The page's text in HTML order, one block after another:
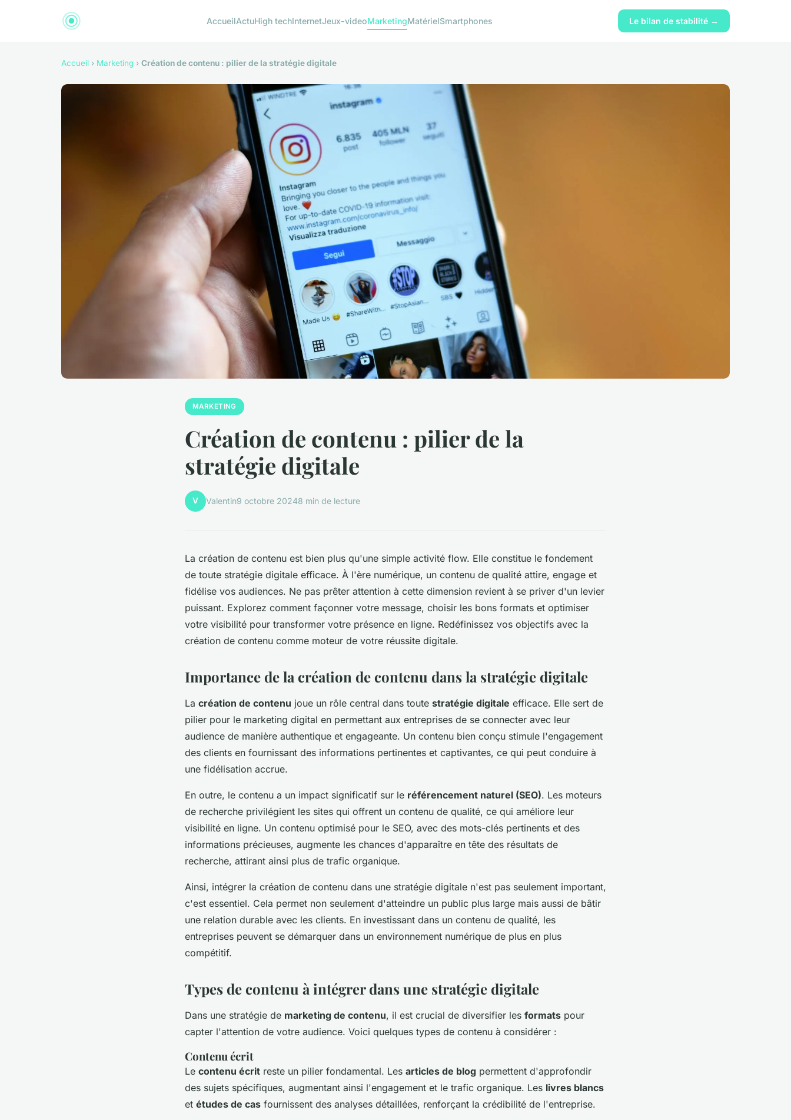
AccueilActuHigh techInternetJeux-videoMarketingMatérielSmartphones Le bilan de stabilité →
Accueil › Marketing › Création de contenu : pilier de la stratégie digitale
MARKETING
Création de contenu : pilier de la
stratégie digitale
V Valentin9 octobre 20248 min de lecture
La création de contenu est bien plus qu'une simple activité flow. Elle constitue le fondement
de toute stratégie digitale efficace. À l'ère numérique, un contenu de qualité attire, engage et
fidélise vos audiences. Ne pas prêter attention à cette dimension revient à se priver d'un levier
puissant. Explorez comment façonner votre message, choisir les bons formats et optimiser
votre visibilité pour transformer votre présence en ligne. Redéfinissez vos objectifs avec la
création de contenu comme moteur de votre réussite digitale.
Importance de la création de contenu dans la stratégie digitale
La création de contenu joue un rôle central dans toute stratégie digitale efficace. Elle sert de
pilier pour le marketing digital en permettant aux entreprises de se connecter avec leur
audience de manière authentique et engageante. Un contenu bien conçu stimule l'engagement
des clients en fournissant des informations pertinentes et captivantes, ce qui peut conduire à
une fidélisation accrue.
En outre, le contenu a un impact significatif sur le référencement naturel (SEO). Les moteurs
de recherche privilégient les sites qui offrent un contenu de qualité, ce qui améliore leur
visibilité en ligne. Un contenu optimisé pour le SEO, avec des mots-clés pertinents et des
informations précieuses, augmente les chances d'apparaître en tête des résultats de
recherche, attirant ainsi plus de trafic organique.
Ainsi, intégrer la création de contenu dans une stratégie digitale n'est pas seulement important,
c'est essentiel. Cela permet non seulement d'atteindre un public plus large mais aussi de bâtir
une relation durable avec les clients. En investissant dans un contenu de qualité, les
entreprises peuvent se démarquer dans un environnement numérique de plus en plus
compétitif.
Types de contenu à intégrer dans une stratégie digitale
Dans une stratégie de marketing de contenu, il est crucial de diversifier les formats pour
capter l'attention de votre audience. Voici quelques types de contenu à considérer :
Contenu écrit
Le contenu écrit reste un pilier fondamental. Les articles de blog permettent d'approfondir
des sujets spécifiques, augmentant ainsi l'engagement et le trafic organique. Les livres blancs
et études de cas fournissent des analyses détaillées, renforçant la crédibilité de l'entreprise.